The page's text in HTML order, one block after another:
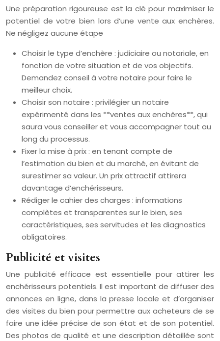
Une préparation rigoureuse est la clé pour maximiser le
potentiel de votre bien lors d’une vente aux enchères.
Ne négligez aucune étape
Choisir le type d’enchère : judiciaire ou notariale, en
fonction de votre situation et de vos objectifs.
Demandez conseil à votre notaire pour faire le
meilleur choix.
Choisir son notaire : privilégier un notaire
expérimenté dans les **ventes aux enchères**, qui
saura vous conseiller et vous accompagner tout au
long du processus.
Fixer la mise à prix : en tenant compte de
l’estimation du bien et du marché, en évitant de
surestimer sa valeur. Un prix attractif attirera
davantage d’enchérisseurs.
Rédiger le cahier des charges : informations
complètes et transparentes sur le bien, ses
caractéristiques, ses servitudes et les diagnostics
obligatoires.
Publicité et visites
Une publicité efficace est essentielle pour attirer les
enchérisseurs potentiels. Il est important de diffuser des
annonces en ligne, dans la presse locale et d’organiser
des visites du bien pour permettre aux acheteurs de se
faire une idée précise de son état et de son potentiel.
Des photos de qualité et une description détaillée sont